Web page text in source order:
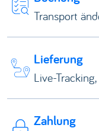
Transport
Lieferung
Live-
Zahlung